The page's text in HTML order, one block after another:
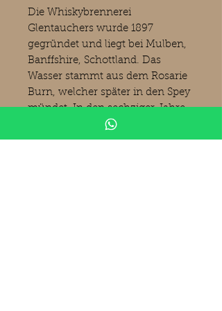
Die Whiskybrennerei
Glentauchers wurde 1897
gegründet und liegt bei Mulben,
Banffshire, Schottland. Das
Wasser stammt aus dem Rosarie
Burn, welcher später in den Spey
mündet. In den sechziger Jahre
fand eine Modernisierung statt,
bei der ein neues Brenngebäude